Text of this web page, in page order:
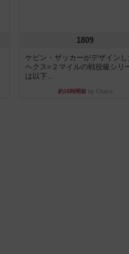
1809
ケビン・ザッカーがデザインし
ヘクス=２マイルの戦役級シリ
は以下...
約16時間前by Chaco